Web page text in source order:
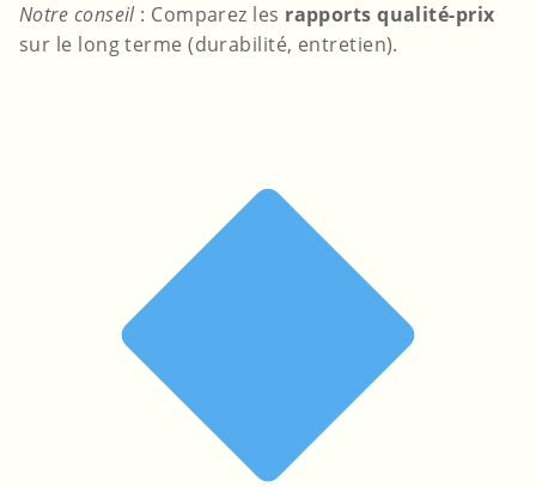
Notre conseil: Comparez les rapports qualité-prix
sur le long terme (durabilité, entretien).